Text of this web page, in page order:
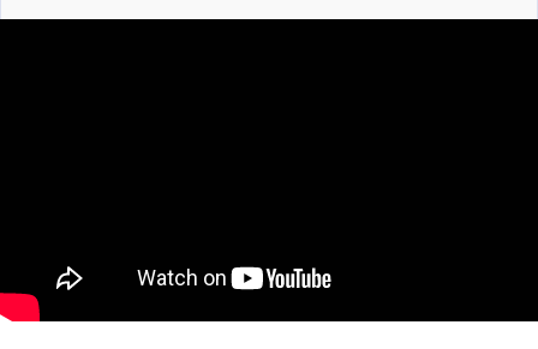
Jun 16, 2026
ANUNCIA SU
JULIO 29, 2026
GEFORCE NOW